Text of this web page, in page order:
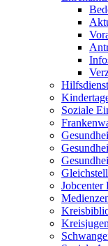
Soziale
Jobcenter